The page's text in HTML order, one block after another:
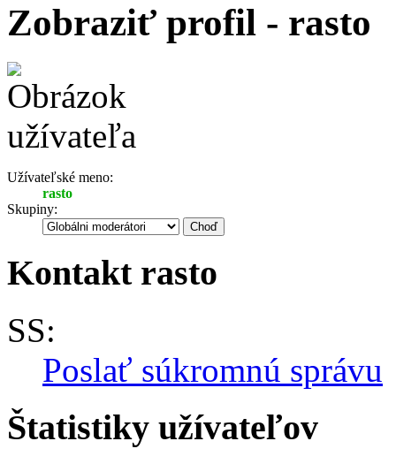
Zobraziť profil - rasto
Užívateľské meno:
rasto
Skupiny:
Kontakt rasto
SS:
Poslať súkromnú správu
Štatistiky užívateľov